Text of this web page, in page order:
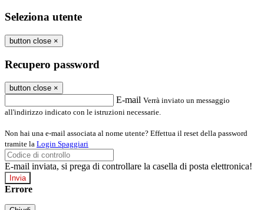
Seleziona utente
button close ×
Recupero password
button close ×
E-mail Verrà inviato un messaggio
all'indirizzo indicato con le istruzioni necessarie.
Non hai una e-mail associata al nome utente? Effettua il reset della password
tramite la Login Spaggiari
E-mail inviata, si prega di controllare la casella di posta elettronica!
Errore